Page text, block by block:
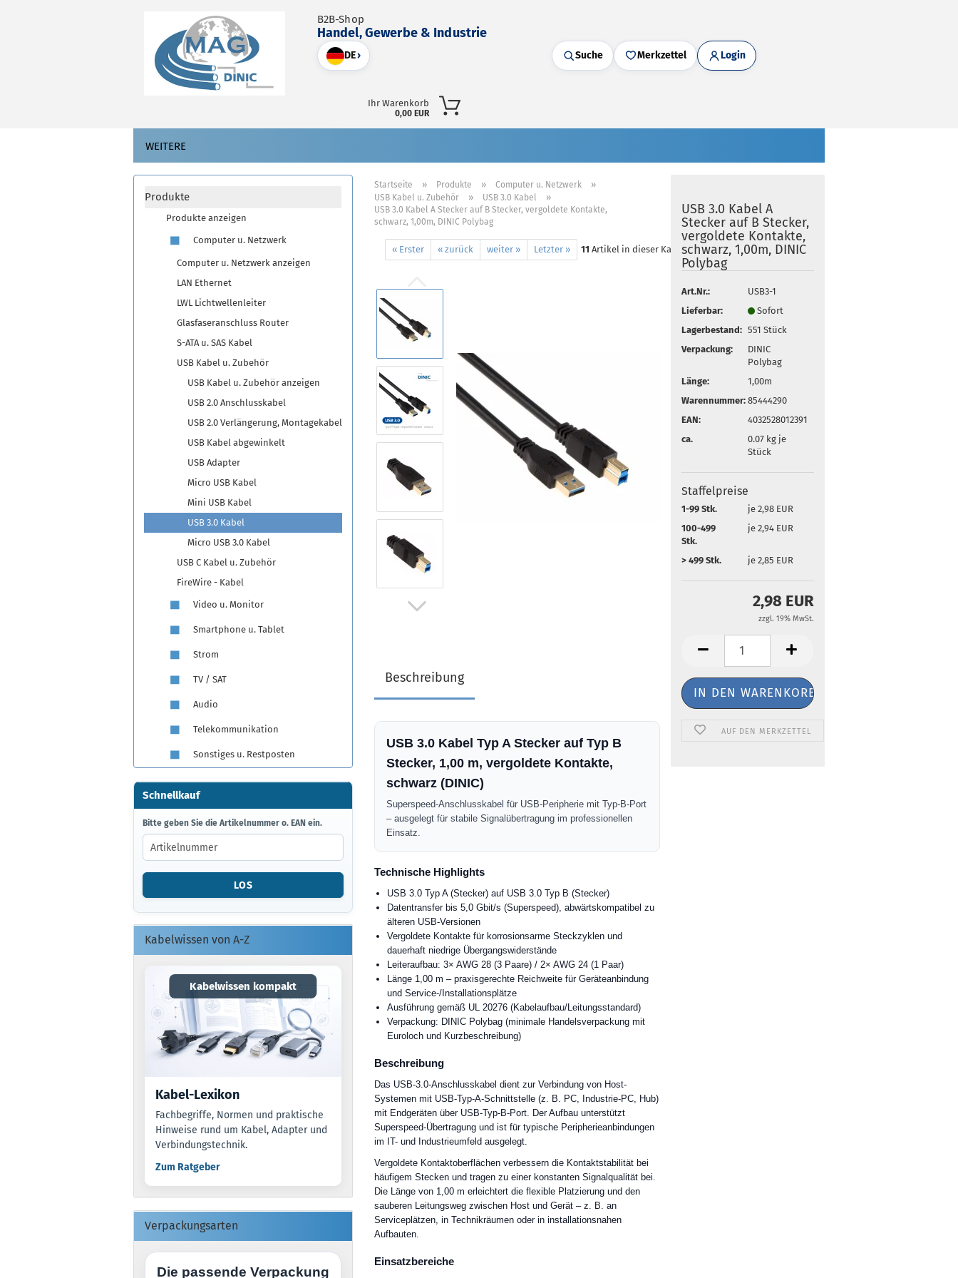
B2B-Shop
Handel, Gewerbe & Industrie
DE› Suche Merkzettel Login
Ihr Warenkorb
0,00 EUR
WEITERE
Startseite » Produkte » Computer u. Netzwerk »
USB Kabel u. Zubehör » USB 3.0 Kabel »
USB 3.0 Kabel A Stecker auf B Stecker, vergoldete Kontakte,
schwarz, 1,00m, DINIC Polybag
« Erster « zurück weiter » Letzter » 11 Artikel in dieser Kategorie
USB 3.0 Kabel A
Stecker auf B Stecker,
vergoldete Kontakte,
schwarz, 1,00m, DINIC
Polybag
Art.Nr.:
USB3-1
Lieferbar:
Sofort
Lagerbestand: 551 Stück
Verpackung:
DINIC
Polybag
Länge:
1,00m
Warennummer: 85444290
EAN:
4032528012391
ca.
0.07kg je
Stück
Staffelpreise
1-99 Stk.
je 2,98 EUR
100-499
Stk.
je 2,94 EUR
> 499 Stk. je 2,85 EUR
2,98 EUR
zzgl. 19% MwSt.
AUF DEN MERKZETTEL
Beschreibung
USB 3.0 Kabel Typ A Stecker auf Typ B
Stecker, 1,00 m, vergoldete Kontakte,
schwarz (DINIC)
Superspeed-Anschlusskabel für USB-Peripherie mit Typ-B-Port
– ausgelegt für stabile Signalübertragung im professionellen
Einsatz.
Technische Highlights
USB 3.0 Typ A (Stecker) auf USB 3.0 Typ B (Stecker)
Datentransfer bis 5,0 Gbit/s (Superspeed), abwärtskompatibel zu
älteren USB-Versionen
Vergoldete Kontakte für korrosionsarme Steckzyklen und
dauerhaft niedrige Übergangswiderstände
Leiteraufbau: 3× AWG 28 (3 Paare) / 2× AWG 24 (1 Paar)
Länge 1,00 m – praxisgerechte Reichweite für Geräteanbindung
und Service-/Installationsplätze
Ausführung gemäß UL 20276 (Kabelaufbau/Leitungsstandard)
Verpackung: DINIC Polybag (minimale Handelsverpackung mit
Euroloch und Kurzbeschreibung)
Beschreibung
Das USB-3.0-Anschlusskabel dient zur Verbindung von Host-
Systemen mit USB-Typ-A-Schnittstelle (z. B. PC, Industrie-PC, Hub)
mit Endgeräten über USB-Typ-B-Port. Der Aufbau unterstützt
Superspeed-Übertragung und ist für typische Peripherieanbindungen
im IT- und Industrieumfeld ausgelegt.
Vergoldete Kontaktoberflächen verbessern die Kontaktstabilität bei
häufigem Stecken und tragen zu einer konstanten Signalqualität bei.
Die Länge von 1,00 m erleichtert die flexible Platzierung und den
sauberen Leitungsweg zwischen Host und Gerät – z. B. an
Serviceplätzen, in Technikräumen oder in installationsnahen
Aufbauten.
Einsatzbereiche
Produkte
Produkte anzeigen
Computer u. Netzwerk
Computer u. Netzwerk anzeigen
LAN Ethernet
LWL Lichtwellenleiter
Glasfaseranschluss Router
S-ATA u. SAS Kabel
USB Kabel u. Zubehör
USB Kabel u. Zubehör anzeigen
USB 2.0 Anschlusskabel
USB 2.0 Verlängerung, Montagekabel
USB Kabel abgewinkelt
USB Adapter
Micro USB Kabel
Mini USB Kabel
USB 3.0 Kabel
Micro USB 3.0 Kabel
USB C Kabel u. Zubehör
FireWire - Kabel
Video u. Monitor
Smartphone u. Tablet
Strom
TV / SAT
Audio
Telekommunikation
Sonstiges u. Restposten
Schnellkauf
BITTE
GEBEN
SIE
DIE
ARTIKELNUMMER
EAN
EIN.
Bitte geben Sie die Artikelnummer o. EAN ein.
LOS
Kabelwissen von A-Z
Kabelwissen kompakt
Kabel-Lexikon
Fachbegriffe, Normen und praktische
Hinweise rund um Kabel, Adapter und
Verbindungstechnik.
Zum Ratgeber
Verpackungsarten
Die passende Verpackung